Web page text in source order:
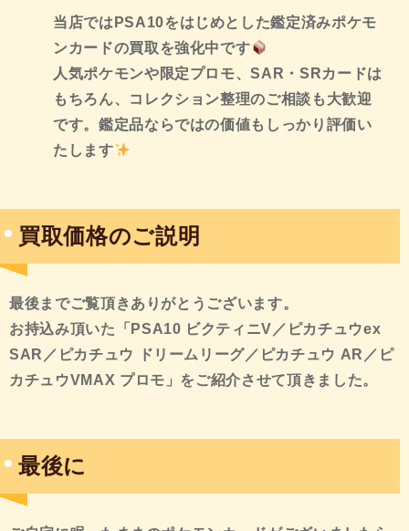
当店ではPSA10をはじめとした鑑定済みポケモ
ンカードの買取を強化中です
人気ポケモンや限定プロモ、SAR・SRカードは
もちろん、コレクション整理のご相談も大歓迎
です。鑑定品ならではの価値もしっかり評価い
たします
買取価格のご説明
最後までご覧頂きありがとうございます。
お持込み頂いた 「PSA10 ビクティニV／ピカチュウex
SAR／ピカチュウ ドリームリーグ／ピカチュウ AR／ピ
カチュウVMAX プロモ」をご紹介させて頂きました。
最後に